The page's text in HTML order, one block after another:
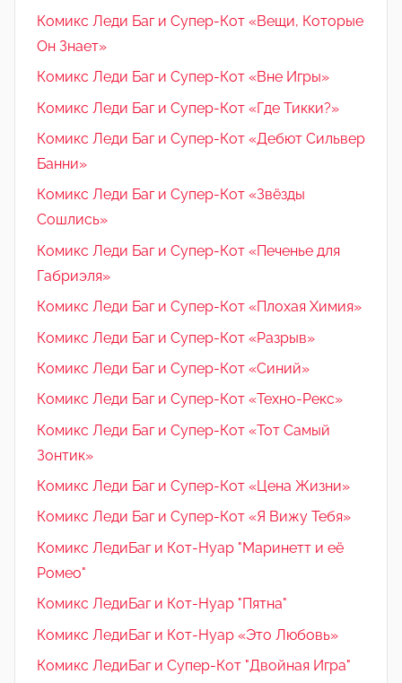
Комикс Леди Баг и Супер-Кот «Вещи, Которые
Он Знает»
Комикс Леди Баг и Супер-Кот «Вне Игры»
Комикс Леди Баг и Супер-Кот «Где Тикки?»
Комикс Леди Баг и Супер-Кот «Дебют Сильвер
Банни»
Комикс Леди Баг и Супер-Кот «Звёзды
Сошлись»
Комикс Леди Баг и Супер-Кот «Печенье для
Габриэля»
Комикс Леди Баг и Супер-Кот «Плохая Химия»
Комикс Леди Баг и Супер-Кот «Разрыв»
Комикс Леди Баг и Супер-Кот «Синий»
Комикс Леди Баг и Супер-Кот «Техно-Рекс»
Комикс Леди Баг и Супер-Кот «Тот Самый
Зонтик»
Комикс Леди Баг и Супер-Кот «Цена Жизни»
Комикс Леди Баг и Супер-Кот «Я Вижу Тебя»
Комикс ЛедиБаг и Кот-Нуар "Маринетт и её
Ромео"
Комикс ЛедиБаг и Кот-Нуар "Пятна"
Комикс ЛедиБаг и Кот-Нуар «Это Любовь»
Комикс ЛедиБаг и Супер-Кот "Двойная Игра"